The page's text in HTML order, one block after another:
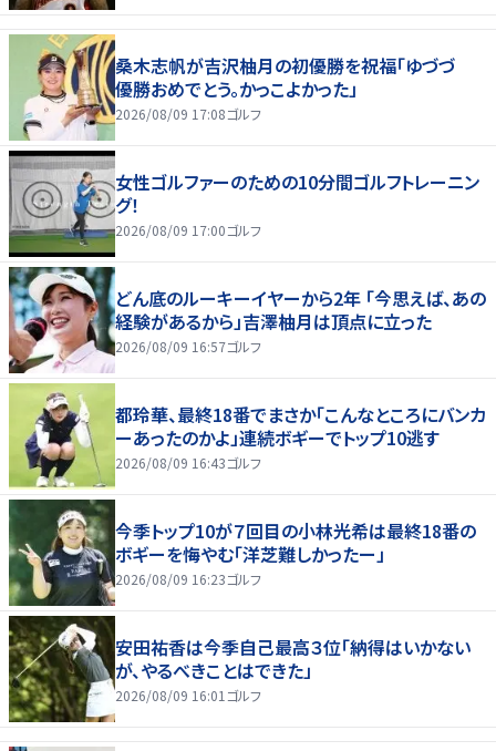
桑木志帆が吉沢柚月の初優勝を祝福「ゆづづ
優勝おめでとう。かっこよかった」
2026/08/09 17:08ゴルフ
女性ゴルファーのための10分間ゴルフトレーニン
グ！
2026/08/09 17:00ゴルフ
どん底のルーキーイヤーから2年 「今思えば、あの
経験があるから」吉澤柚月は頂点に立った
2026/08/09 16:57ゴルフ
都玲華、最終18番でまさか「こんなところにバンカ
ーあったのかよ」連続ボギーでトップ10逃す
2026/08/09 16:43ゴルフ
今季トップ10が７回目の小林光希は最終18番の
ボギーを悔やむ「洋芝難しかったー」
2026/08/09 16:23ゴルフ
安田祐香は今季自己最高３位「納得はいかない
が、やるべきことはできた」
2026/08/09 16:01 ゴルフ